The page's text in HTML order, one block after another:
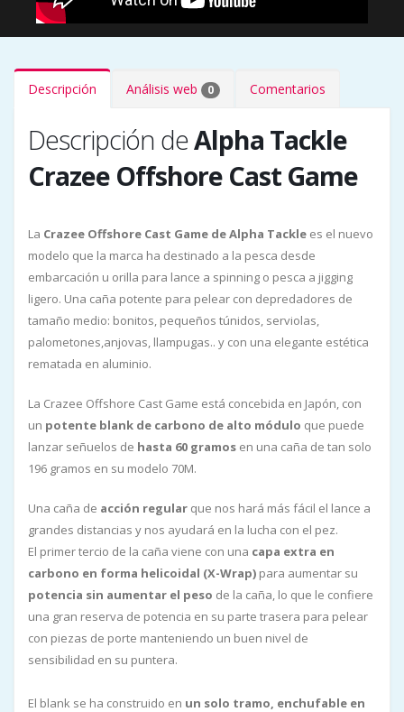
Descripción Análisis web 0 Comentarios
Descripción deAlpha Tackle
Crazee Offshore Cast Game
La Crazee Offshore Cast Game de Alpha Tackle es el nuevo
modelo que la marca ha destinado a la pesca desde
embarcación u orilla para lance a spinning o pesca a jigging
ligero. Una caña potente para pelear con depredadores de
tamaño medio: bonitos, pequeños túnidos, serviolas,
palometones,anjovas, llampugas.. y con una elegante estética
rematada en aluminio.
La Crazee Offshore Cast Game está concebida en Japón, con
un potente blank de carbono de alto módulo que puede
lanzar señuelos de hasta 60 gramos en una caña de tan solo
196 gramos en su modelo 70M.
Una caña de acción regular que nos hará más fácil el lance a
grandes distancias y nos ayudará en la lucha con el pez.
El primer tercio de la caña viene con una capa extra en
carbono en forma helicoidal (X-Wrap) para aumentar su
potencia sin aumentar el peso de la caña, lo que le confiere
una gran reserva de potencia en su parte trasera para pelear
con piezas de porte manteniendo un buen nivel de
sensibilidad en su puntera.
El blank se ha construido en un solo tramo, enchufable en